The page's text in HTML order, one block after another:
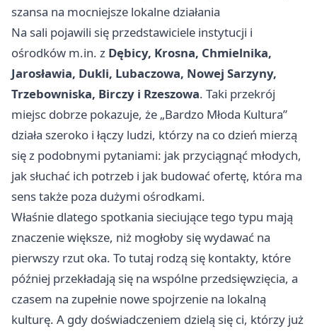
szansa na mocniejsze lokalne działania
Na sali pojawili się przedstawiciele instytucji i
ośrodków m.in. z Dębicy, Krosna, Chmielnika,
Jarosławia, Dukli, Lubaczowa, Nowej Sarzyny,
Trzebowniska, Birczy i Rzeszowa. Taki przekrój
miejsc dobrze pokazuje, że „Bardzo Młoda Kultura”
działa szeroko i łączy ludzi, którzy na co dzień mierzą
się z podobnymi pytaniami: jak przyciągnąć młodych,
jak słuchać ich potrzeb i jak budować ofertę, która ma
sens także poza dużymi ośrodkami.
Właśnie dlatego spotkania sieciujące tego typu mają
znaczenie większe, niż mogłoby się wydawać na
pierwszy rzut oka. To tutaj rodzą się kontakty, które
później przekładają się na wspólne przedsięwzięcia, a
czasem na zupełnie nowe spojrzenie na lokalną
kulturę. A gdy doświadczeniem dzielą się ci, którzy już